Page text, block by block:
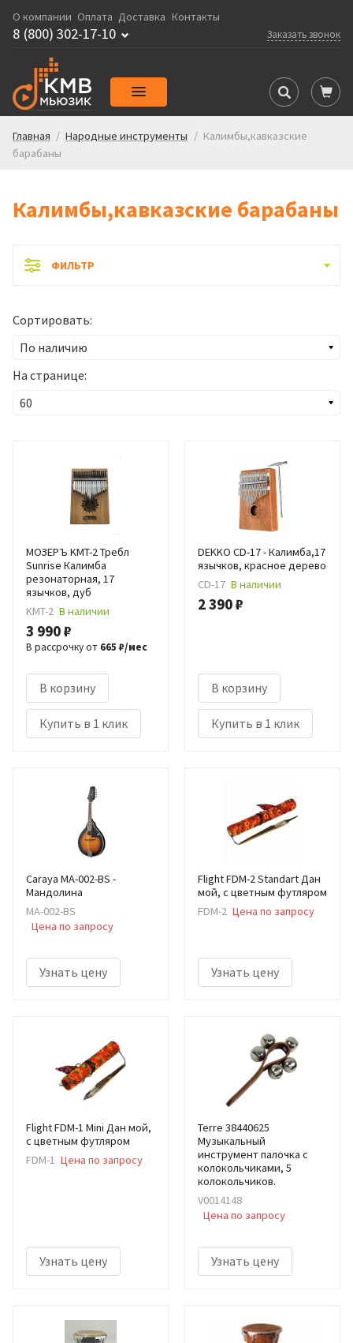
О компании Оплата Доставка Контакты
Заказать звонок
8 (800) 302-17-10
Главная / Народные инструменты / Калимбы,кавказские
барабаны
Калимбы,кавказские барабаны
ФИЛЬТР
Сортировать:
На странице:
МОЗЕРЪ KMT-2 Требл
Sunrise Калимба
резонаторная, 17
язычков, дуб
KMT-2 В наличии
3 990 ₽
В рассрочку от 665 ₽/мес
В корзину
Купить в 1 клик
DEKKO CD-17 - Калимба,17
язычков, красное дерево
CD-17 В наличии
2 390 ₽
В корзину
Купить в 1 клик
Caraya MA-002-BS -
Мандолина
MA-002-BS
Цена по запросу
Узнать цену
Flight FDM-2 Standart Дан
мой, с цветным футляром
FDM-2 Цена по запросу
Узнать цену
Flight FDM-1 Mini Дан мой,
с цветным футляром
FDM-1 Цена по запросу
Узнать цену
Terre 38440625
Музыкальный
инструмент палочка с
колокольчиками, 5
колокольчиков.
V0014148
Цена по запросу
Узнать цену